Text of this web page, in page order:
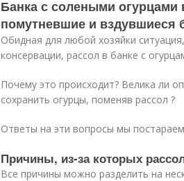
Банка с солеными огурцами
помутневшие и вздувшиеся
Обидная для любой хозяйки
консервации, рассол в банке с
Почему это происходит? Велика ли
сохранить огурцы, поменяв рассол ?
Ответы на эти вопросы мы
Причины, из-за которых
Все причины можно разделить на